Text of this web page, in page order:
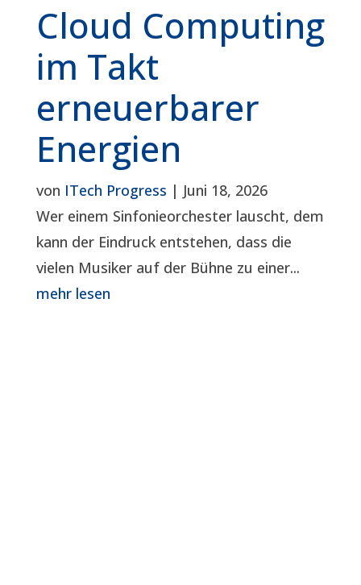
Cloud Computing
im Takt
erneuerbarer
Energien
von ITech Progress | Juni 18, 2026
Wer einem Sinfonieorchester lauscht, dem
kann der Eindruck entstehen, dass die
vielen Musiker auf der Bühne zu einer...
mehr lesen